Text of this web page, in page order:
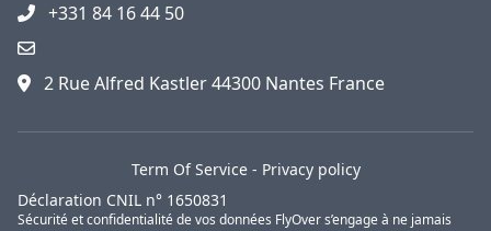
+331 84 16 44 50
2 Rue Alfred Kastler 44300 Nantes France
Term Of Service- Privacy policy
Déclaration CNIL n° 1650831
Sécurité et confidentialité de vos données FlyOver s’engage à ne jamais